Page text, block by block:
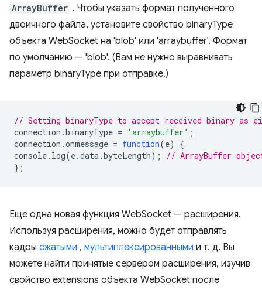
ArrayBuffer . Чтобы указать формат полученного
двоичного файла, установите свойство binaryType
объекта WebSocket на 'blob' или 'arraybuffer'. Формат
по умолчанию — 'blob'. (Вам не нужно выравнивать
параметр binaryType при отправке.)
// Setting binaryType to accept received binary
connection .binaryType = 'arraybuffer' ;
connection .onmessage = function(e)
{
console. log(e.data.byteLength);
// ArrayBuffer
};
Еще одна новая функция WebSocket — расширения.
Используя расширения, можно будет отправлять
кадры сжатыми , мультиплексированными и т. д. Вы
можете найти принятые сервером расширения, изучив
свойство extensions объекта WebSocket после